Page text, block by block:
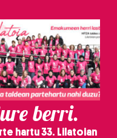
berri.
hartu 33. Lilatoian